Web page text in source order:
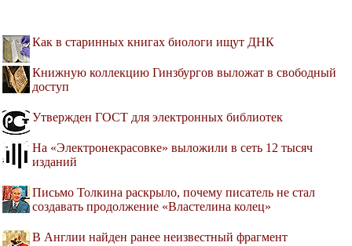
Как в старинных книгах биологи ищут ДНК
Книжную коллекцию Гинзбургов выложат в свободный
доступ
Утвержден ГОСТ для электронных библиотек
На «Электронекрасовке» выложили в сеть 12 тысяч
изданий
Письмо Толкина раскрыло, почему писатель не стал
создавать продолжение «Властелина колец»
В Англии найден ранее неизвестный фрагмент